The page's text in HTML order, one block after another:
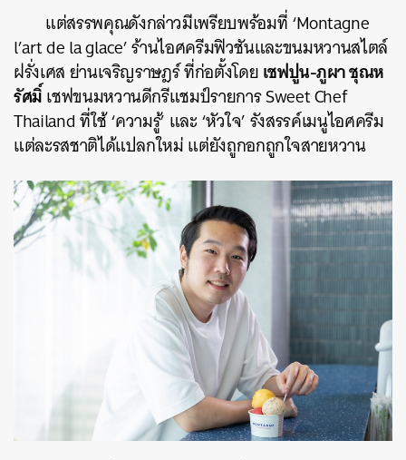
แต่สรรพคุณดังกล่าวมีเพรียบพร้อมที่ ‘Montagne
l’art de la glace’ ร้านไอศครีมฟิวชันและขนมหวานสไตล์
ฝรั่งเศส ย่านเจริญราษฎร์ ที่ก่อตั้งโดยเชฟปูน-ภูผา ชุณห
รัศมิ์เชฟขนมหวานดีกรีแชมป์รายการ Sweet Chef
Thailand ที่ใช้ ‘ความรู้’ และ ‘หัวใจ’ รังสรรค์เมนูไอศครีม
แต่ละรสชาติได้แปลกใหม่ แต่ยังถูกอกถูกใจสายหวาน